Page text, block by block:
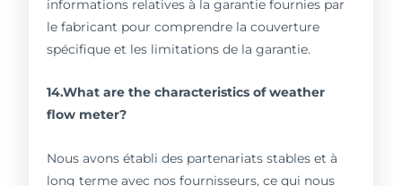
informations relatives à la garantie fournies par
le fabricant pour comprendre la couverture
spécifique et les limitations de la garantie.
14.What are the characteristics of weather
flow meter?
Nous avons établi des partenariats stables et à
long terme avec nos fournisseurs, ce qui nous